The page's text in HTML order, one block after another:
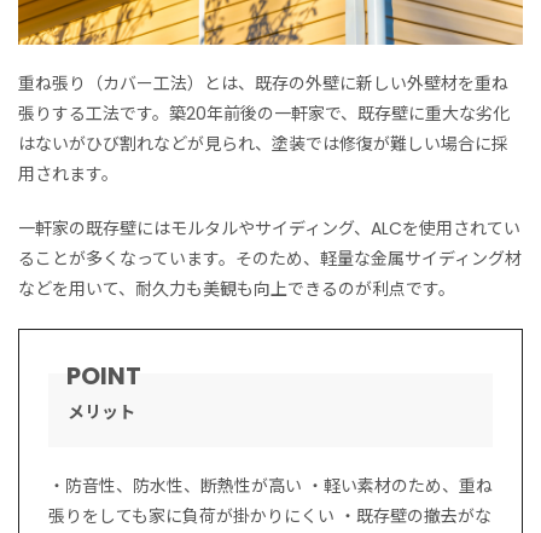
重ね張り（カバー工法）とは、既存の外壁に新しい外壁材を重ね
張りする工法です。築20年前後の一軒家で、既存壁に重大な劣化
はないがひび割れなどが見られ、塗装では修復が難しい場合に採
用されます。
一軒家の既存壁にはモルタルやサイディング、ALCを使用されてい
ることが多くなっています。そのため、軽量な金属サイディング材
などを用いて、耐久力も美観も向上できるのが利点です。
メリット
・防音性、防水性、断熱性が高い ・軽い素材のため、重ね
張りをしても家に負荷が掛かりにくい ・既存壁の撤去がな